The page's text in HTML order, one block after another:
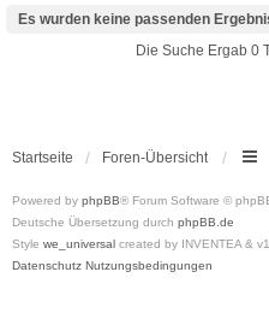
Es wurden keine passenden
Die Suche Ergab 0
Startseite Foren-Übersicht
Powered by phpBB® Forum Software ©
Deutsche Übersetzung durch phpBB.de
Style we_universal created by INVENTEA &
Datenschutz Nutzungsbedingungen